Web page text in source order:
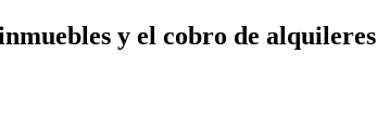
y el cobro de alquileres